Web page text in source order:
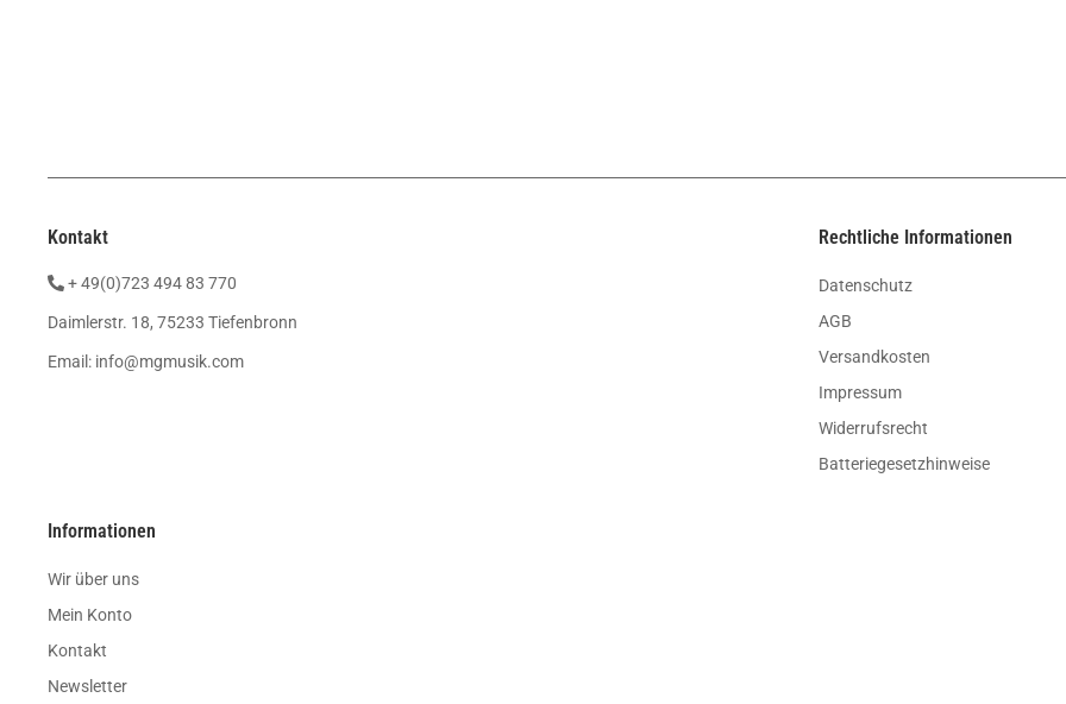
Kontakt
+ 49(0)723 494 83 770
Daimlerstr. 18, 75233 Tiefenbronn
Email: info@mgmusik.com
Rechtliche Informationen
Datenschutz
AGB
Versandkosten
Impressum
Widerrufsrecht
Batteriegesetzhinweise
Informationen
Wir über uns
Mein Konto
Kontakt
Newsletter